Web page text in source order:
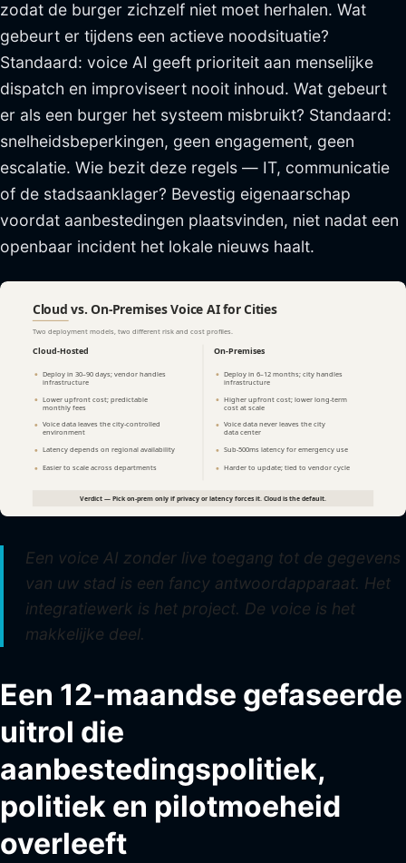
zodat de burger zichzelf niet moet herhalen. Wat
gebeurt er tijdens een actieve noodsituatie?
Standaard: voice AI geeft prioriteit aan menselijke
dispatch en improviseert nooit inhoud. Wat gebeurt
er als een burger het systeem misbruikt? Standaard:
snelheidsbeperkingen, geen engagement, geen
escalatie. Wie bezit deze regels — IT, communicatie
of de stadsaanklager? Bevestig eigenaarschap
voordat aanbestedingen plaatsvinden, niet nadat een
openbaar incident het lokale nieuws haalt.
Een voice AI zonder live toegang tot de gegevens
van uw stad is een fancy antwoordapparaat. Het
integratiewerk is het project. De voice is het
makkelijke deel.
Een 12-maandse gefaseerde
uitrol die
aanbestedingspolitiek,
politiek en pilotmoeheid
overleeft